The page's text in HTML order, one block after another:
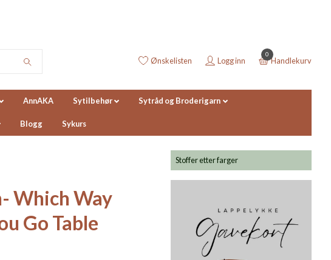
Ønskelisten Logg inn
0
Handlekurv
AnnAKA Sytilbehør Sytråd og Broderigarn
Blogg Sykurs
Stoffer etter farger
Which Way
Go Table